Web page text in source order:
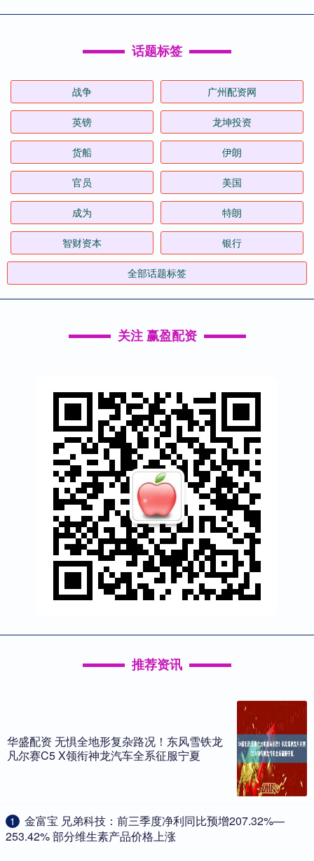
话题标签
战争 广州配资网
英镑 龙坤投资
货船 伊朗
官员 美国
成为 特朗
智财资本 银行
全部话题标签
关注 赢盈配资
推荐资讯
华盛配资 无惧全地形复杂路况！东风雪铁龙
凡尔赛C5 X领衔神龙汽车全系征服宁夏
1
​金富宝 兄弟科技：前三季度净利同比预增207.32%—
253.42% 部分维生素产品价格上涨